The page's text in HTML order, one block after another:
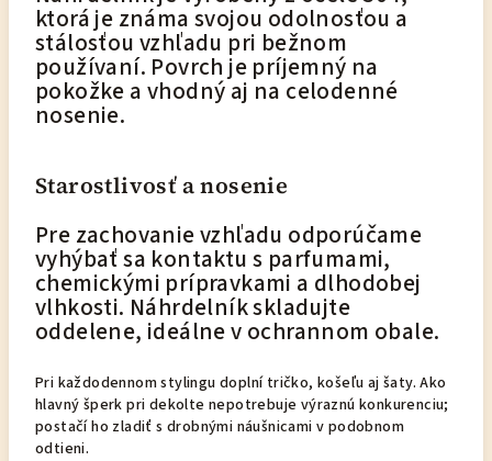
ktorá je známa svojou odolnosťou a
stálosťou vzhľadu pri bežnom
používaní. Povrch je príjemný na
pokožke a vhodný aj na celodenné
nosenie.
Starostlivosť a nosenie
Pre zachovanie vzhľadu odporúčame
vyhýbať sa kontaktu s parfumami,
chemickými prípravkami a dlhodobej
vlhkosti. Náhrdelník skladujte
oddelene, ideálne v ochrannom obale.
Pri každodennom stylingu doplní tričko, košeľu aj šaty. Ako
hlavný šperk pri dekolte nepotrebuje výraznú konkurenciu;
postačí ho zladiť s drobnými náušnicami v podobnom
odtieni.